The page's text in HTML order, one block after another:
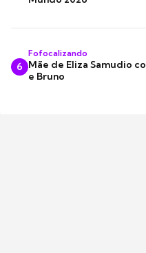
6
Fofocalizando
Mãe de Eliza Samudio
e Bruno